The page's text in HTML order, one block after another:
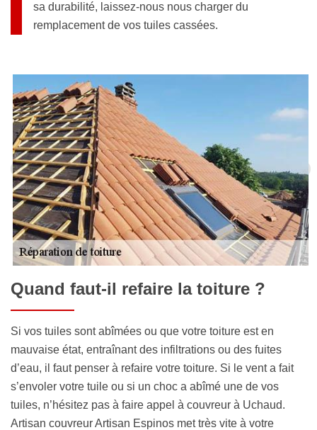
sa durabilité, laissez-nous nous charger du
remplacement de vos tuiles cassées.
Quand faut-il refaire la toiture ?
Si vos tuiles sont abîmées ou que votre toiture est en
mauvaise état, entraînant des infiltrations ou des fuites
d’eau, il faut penser à refaire votre toiture. Si le vent a fait
s’envoler votre tuile ou si un choc a abîmé une de vos
tuiles, n’hésitez pas à faire appel à couvreur à Uchaud.
Artisan couvreur Artisan Espinos met très vite à votre